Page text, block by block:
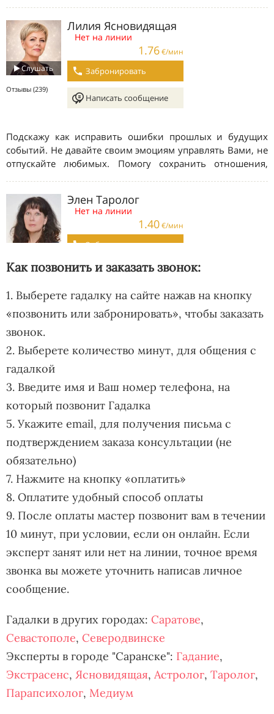
Как позвонить и заказать звонок:
1. Выберете гадалку на сайте нажав на кнопку
«позвонить или забронировать», чтобы заказать
звонок.
2. Выберете количество минут, для общения с
гадалкой
3. Введите имя и Ваш номер телефона, на
который позвонит Гадалка
5. Укажите email, для получения письма с
подтверждением заказа консультации (не
обязательно)
7. Нажмите на кнопку «оплатить»
8. Оплатите удобный способ оплаты
9. После оплаты мастер позвонит вам в течении
10 минут, при условии, если он онлайн. Если
эксперт занят или нет на линии, точное время
звонка вы можете уточнить написав личное
сообщение.
Гадалки в других городах: Саратове,
Севастополе, Северодвинске
Эксперты в городе "Саранске": Гадание,
Экстрасенс, Ясновидящая, Астролог, Таролог,
Парапсихолог, Медиум